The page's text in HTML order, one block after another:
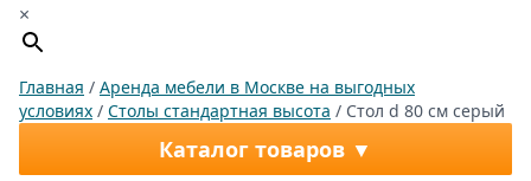
×
Главная / Аренда мебели в Москве на выгодных
условиях / Столы стандартная высота / Стол d 80 см серый
Каталог товаров